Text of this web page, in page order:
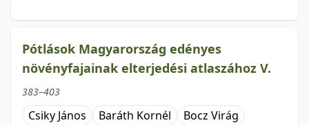
Pótlások Magyarország edényes
növényfajainak elterjedési atlaszához V.
383–403
Csiky János Baráth Kornél
Bocz Virág